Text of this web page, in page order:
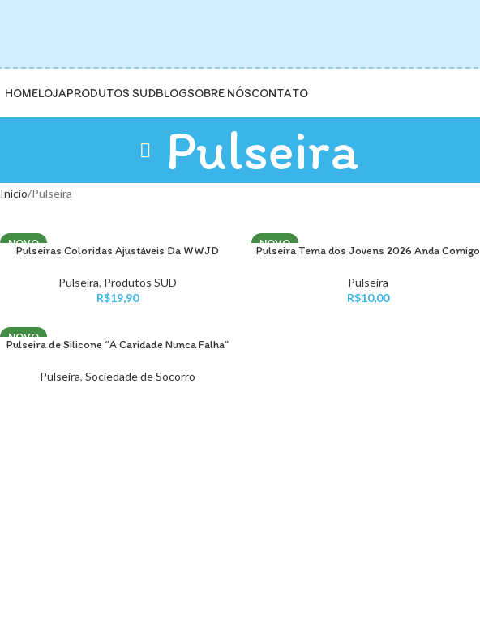
HOMELOJAPRODUTOS SUDBLOGSOBRE NÓSCONTATO
Pulseira
Início Pulseira
NOVO
VER OPÇÕES
Pulseiras Coloridas Ajustáveis Da WWJD
Pulseira, Produtos SUD
R$19,90
NOVO
ADICIONAR AO CARRINHO
Pulseira Tema dos Jovens 2026 Anda Comigo
Pulseira
R$10,00
NOVO
LEIA MAIS
Pulseira de Silicone “A Caridade Nunca Falha”
Pulseira, Sociedade de Socorro